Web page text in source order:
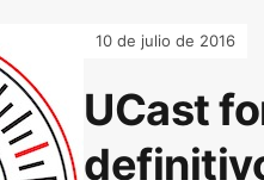
10 de julio de 2016
UCast